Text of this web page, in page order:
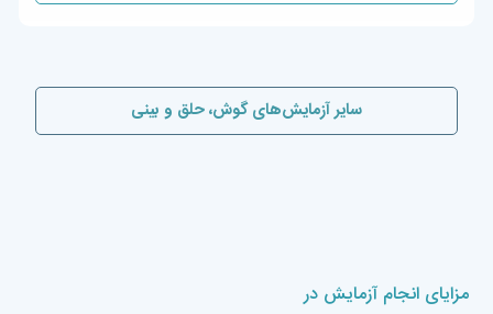
سایر آزمایش‌های گوش، حلق و بینی
مزایای انجام آزمایش در